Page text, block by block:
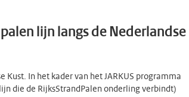
lijn langs de Nederlandse
Kust. In het kader van het JARKUS programma
die de RijksStrandPalen onderling verbindt)